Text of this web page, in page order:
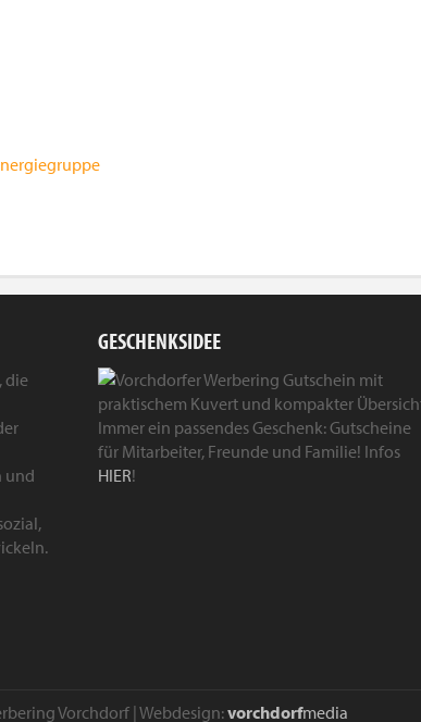
die
und
GESCHENKSIDEE
Immer ein passendes Geschenk: Gutscheine
für Mitarbeiter, Freunde und Familie! Infos
HIER!
Vorchdorf | Webdesign:vorchdorfmedia